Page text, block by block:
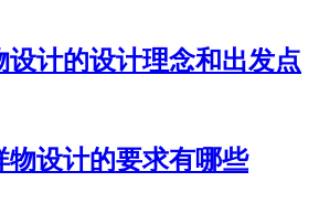
设计的设计理念和出发点
物设计的要求有哪些